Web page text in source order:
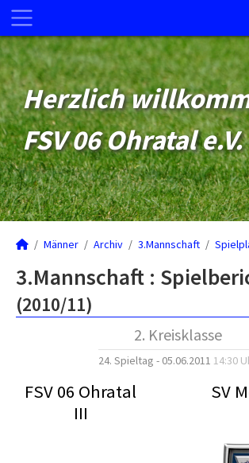
Herzlich
FSV 06 Ohratal e.V.
Männer Archiv 3.Mannschaft
3.Mannschaft :
(2010/11)
2. Kreisklasse
24. Spieltag - 05.06.2011 14:30
FSV 06 Ohratal
III
SV